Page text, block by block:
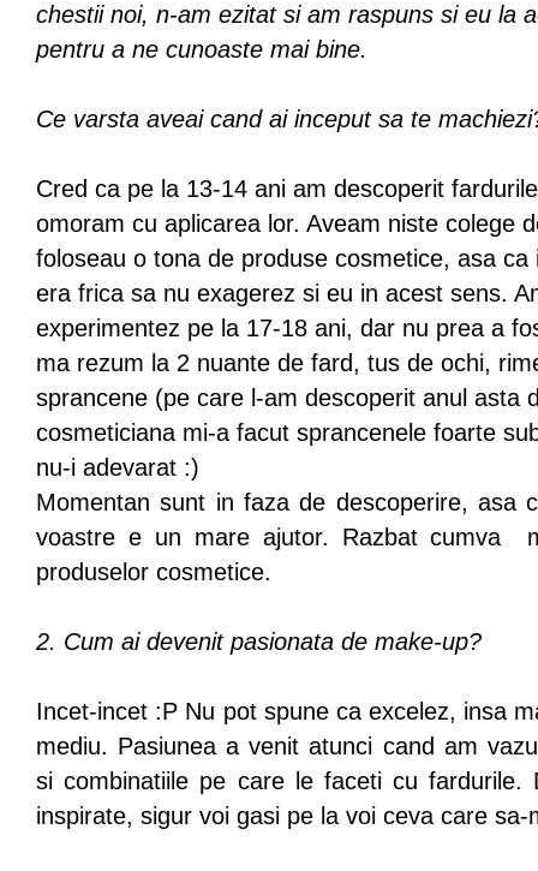
chestii noi, n-am ezitat si am raspuns si eu la
pentru a ne cunoaste mai bine.
Ce varsta aveai cand ai inceput sa te
Cred ca pe la 13-14 ani am descoperit
omoram cu aplicarea lor. Aveam niste colege
foloseau o tona de produse cosmetice, asa ca
era frica sa nu exagerez si eu in acest sens.
experimentez pe la 17-18 ani, dar nu prea a
ma rezum la 2 nuante de fard, tus de ochi,
sprancene (pe care l-am descoperit anul asta
cosmeticiana mi-a facut sprancenele foarte
nu-i adevarat :)
Momentan sunt in faza de descoperire, asa
voastre e un mare ajutor. Razbat cumva
produselor cosmetice.
2. Cum ai devenit pasionata de make-up?
Incet-incet :P Nu pot spune ca excelez, insa
mediu. Pasiunea a venit atunci cand am
si combinatiile pe care le faceti cu fardurile.
inspirate, sigur voi gasi pe la voi ceva care sa-